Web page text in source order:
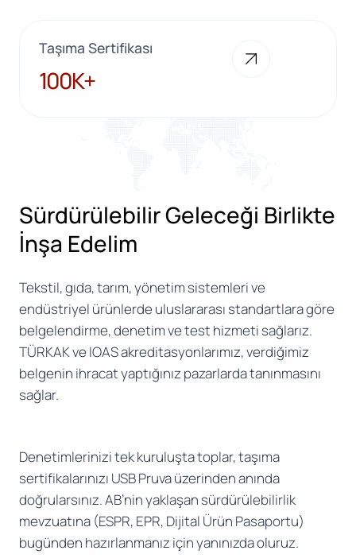
Taşıma Sertifikası
100K+
100K+
Sürdürülebilir Geleceği Birlikte
İnşa Edelim
Tekstil, gıda, tarım, yönetim sistemleri ve
endüstriyel ürünlerde uluslararası standartlara göre
belgelendirme, denetim ve test hizmeti sağlarız.
TÜRKAK ve IOAS akreditasyonlarımız, verdiğimiz
belgenin ihracat yaptığınız pazarlarda tanınmasını
sağlar.
Denetimlerinizi tek kuruluşta toplar, taşıma
sertifikalarınızı USB Pruva üzerinden anında
doğrularsınız. AB’nin yaklaşan sürdürülebilirlik
mevzuatına (ESPR, EPR, Dijital Ürün Pasaportu)
bugünden hazırlanmanız için yanınızda oluruz.